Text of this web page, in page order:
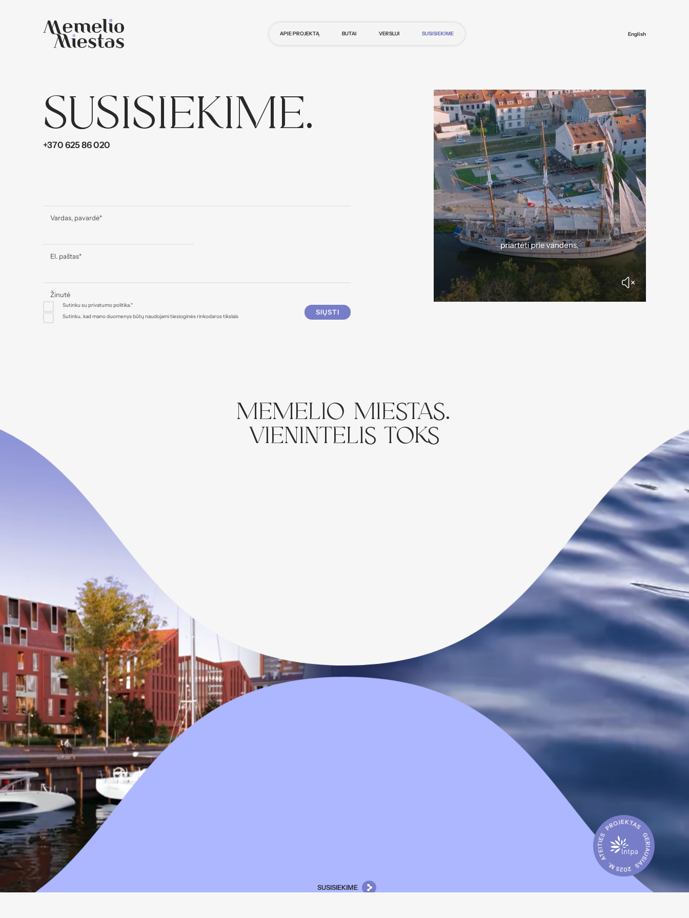
APIE PROJEKTĄ
Pristatymas Galerija
BUTAI VERSLUI
Komercinės
patalpos
SUSISIEKIME English
SUSISIEKIME.
+370 625 86 020
Vardas, pavardė*
El. paštas*
Žinutė
Sutinku su privatumo politika.*
Sutinku, kad mano duomenys būtų naudojami tiesioginės rinkodaros tikslais
SIŲSTI
Memelio miestas.
Vienintelis toks
SUSISIEKIME